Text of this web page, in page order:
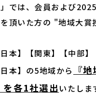
では、会員および
頂いた方の "地域大賞
日本】【関東】【中部】
日本】の5地域から
『
を各1社選出 いたしま